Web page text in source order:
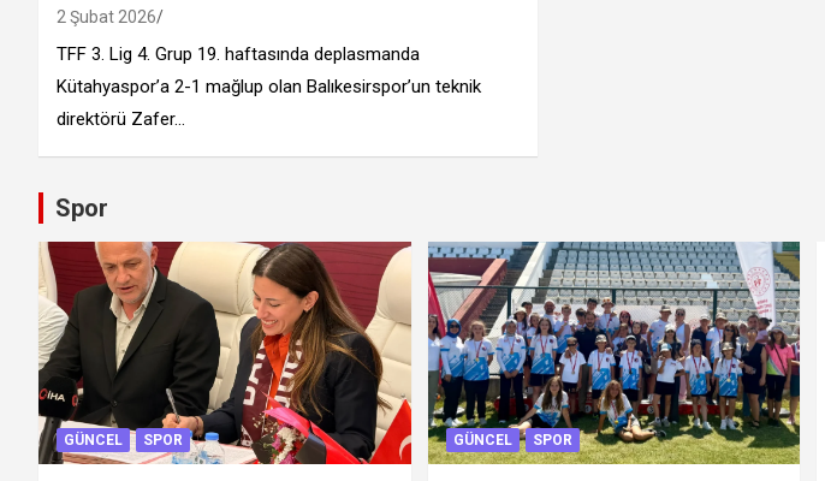
2 Şubat 2026
TFF 3. Lig 4. Grup 19. haftasında deplasmanda
Kütahyaspor’a 2-1 mağlup olan Balıkesirspor’un teknik
direktörü Zafer…
Spor
GÜNCEL SPOR GÜNCEL SPOR